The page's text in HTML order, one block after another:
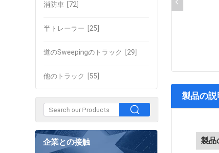
消防車 [72]
半トレーラー [25]
道のSweepingのトラック [29]
他のトラック [55]
企業との接触
製品の
製品